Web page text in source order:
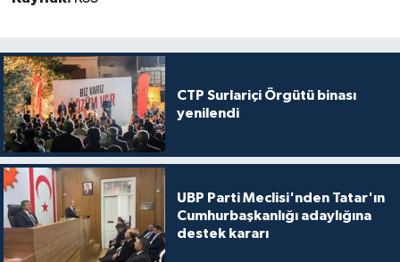
CTP Surlariçi Örgütü binası
yenilendi
UBP Parti Meclisi'nden Tatar'ın
Cumhurbaşkanlığı adaylığına
destek kararı